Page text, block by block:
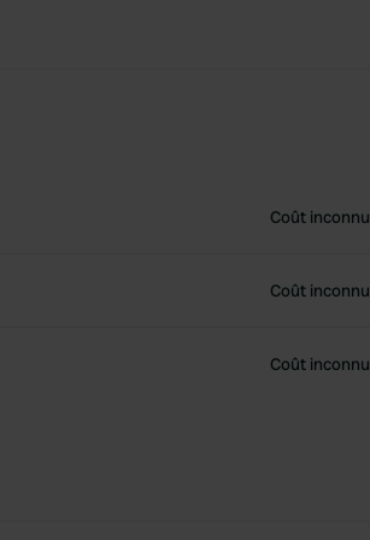
Coût inconnu
Coût inconnu
Coût inconnu